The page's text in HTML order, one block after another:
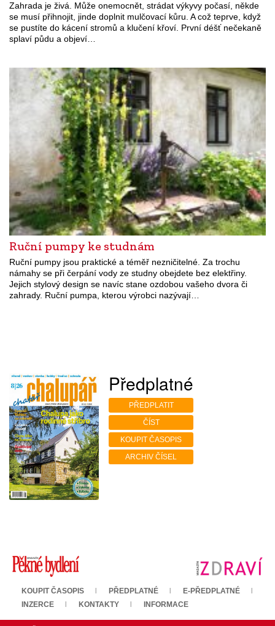
Zahrada je živá. Může onemocnět, strádat výkyvy počasí, někde
se musí přihnojit, jinde doplnit mulčovací kůru. A což teprve, když
se pustíte do kácení stromů a klučení křoví. První déšť nečekaně
splaví půdu a objeví…
Ruční pumpy ke studnám
Ruční pumpy jsou praktické a téměř nezničitelné. Za trochu
námahy se při čerpání vody ze studny obejdete bez elektřiny.
Jejich stylový design se navíc stane ozdobou vašeho dvora či
zahrady. Ruční pumpa, kterou výrobci nazývají…
Předplatné
PŘEDPLATIT
ČÍST
KOUPIT ČASOPIS
ARCHIV ČÍSEL
KOUPIT ČASOPIS PŘEDPLATNÉ
E-PŘEDPLATNÉ
INZERCE
KONTAKTY INFORMACE